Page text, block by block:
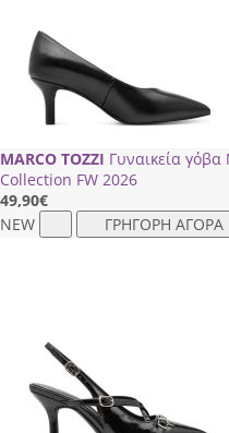
MARCO TOZZI Γυναικεία
Collection FW 2026
49,90€
NEW
ΓΡΗΓΟΡΗ ΑΓΟΡΑ